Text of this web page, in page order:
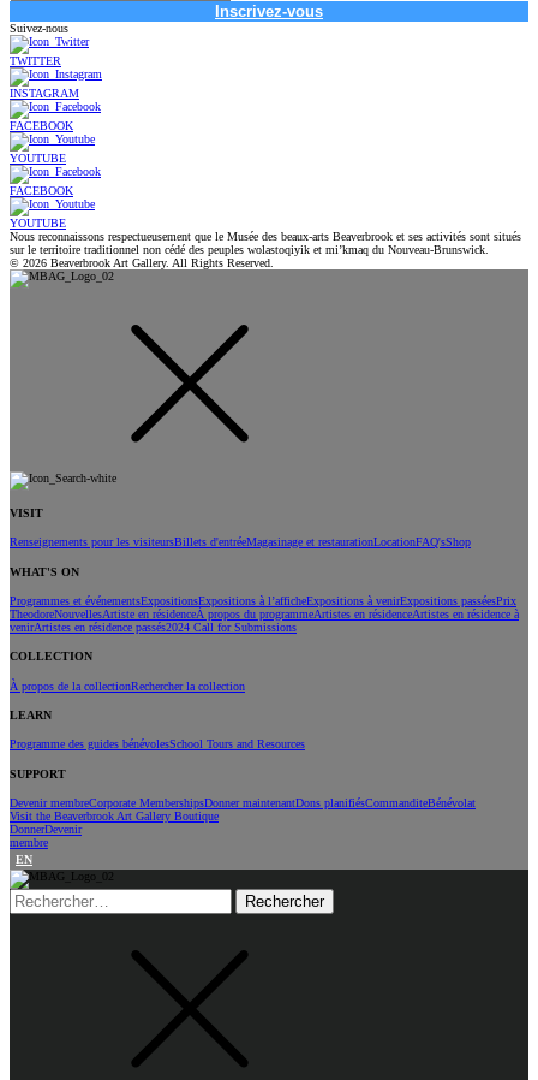
Inscrivez-vous
Suivez-nous
TWITTER
INSTAGRAM
FACEBOOK
YOUTUBE
FACEBOOK
YOUTUBE
Nous reconnaissons respectueusement que le Musée des beaux-arts Beaverbrook et ses activités sont situés
sur le territoire traditionnel non cédé des peuples wolastoqiyik et mi’kmaq du Nouveau-Brunswick.
© 2026 Beaverbrook Art Gallery. All Rights Reserved.
VISIT
Renseignements pour les visiteursBillets d'entréeMagasinage et restaurationLocationFAQ'sShop
WHAT'S ON
Programmes et événementsExpositionsExpositions à l’afficheExpositions à venirExpositions passéesPrix
TheodoreNouvellesArtiste en résidenceÀ propos du programmeArtistes en résidenceArtistes en résidence à
venirArtistes en résidence passés2024 Call for Submissions
COLLECTION
À propos de la collectionRechercher la collection
LEARN
Programme des guides bénévolesSchool Tours and Resources
SUPPORT
Devenir membreCorporate MembershipsDonner maintenantDons planifiésCommanditeBénévolat
Visit the Beaverbrook Art Gallery Boutique
DonnerDevenir
membre
EN
Rechercher :